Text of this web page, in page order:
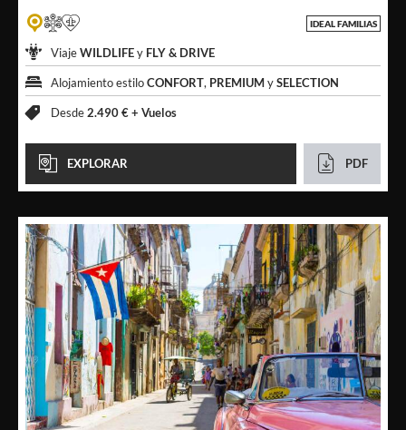
IDEAL FAMILIAS
ViajeWILDLIFEy FLY & DRIVE
Alojamiento estiloCONFORT, PREMIUMySELECTION
Desde2.490 € + Vuelos
EXPLORAR PDF